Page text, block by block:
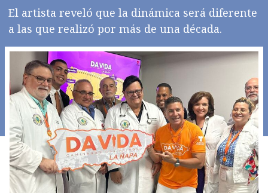
El artista reveló que la dinámica será diferente
a las que realizó por más de una década.